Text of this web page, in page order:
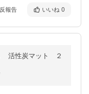
報告 いいね 0
活性炭マット ２